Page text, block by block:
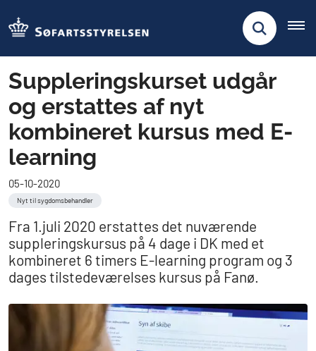
Suppleringskurset udgår
og erstattes af nyt
kombineret kursus med E-
learning
05-10-2020
Nyt til sygdomsbehandler
Fra 1.juli 2020 erstattes det nuværende
suppleringskursus på 4 dage i DK med et
kombineret 6 timers E-learning program og 3
dages tilstedeværelses kursus på Fanø.